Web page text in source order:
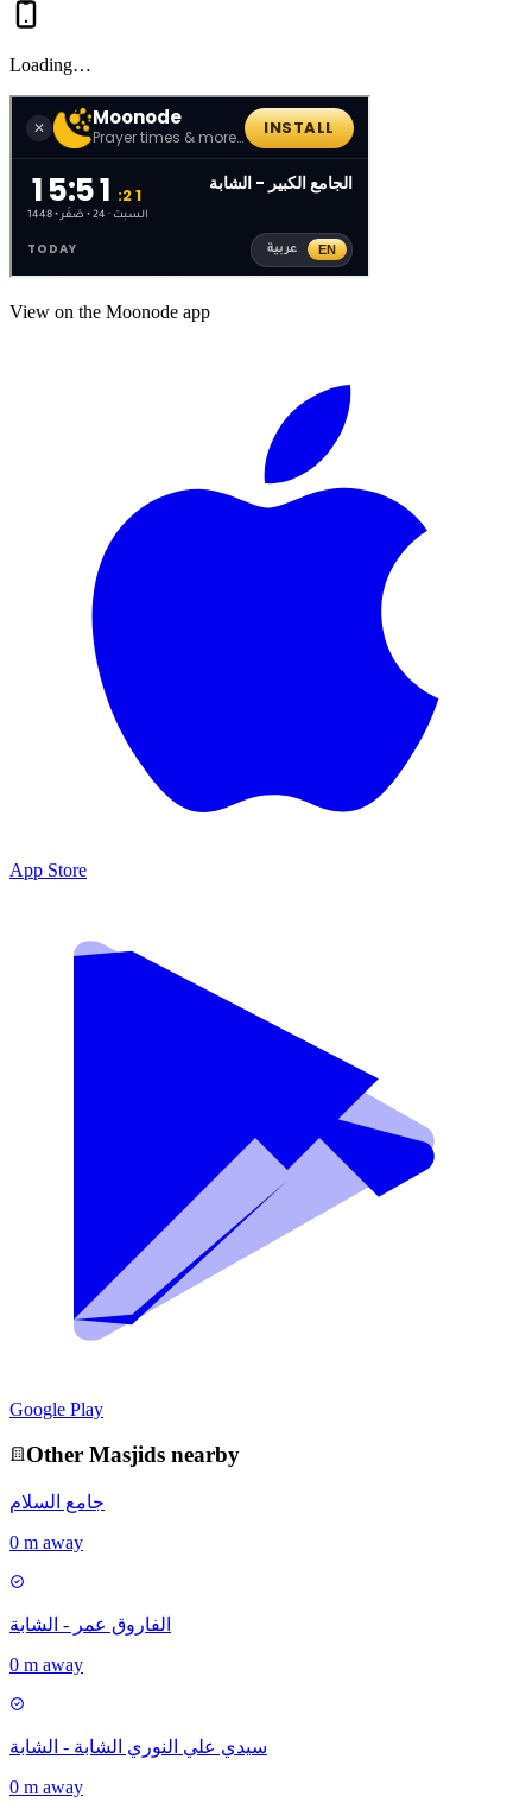
Loading…
View on the Moonode app
App Store
Google Play
Other Masjids nearby
جامع السلام
0 m away
الفاروق عمر - الشابة
0 m away
سيدي علي النوري الشابة - الشابة
0 m away